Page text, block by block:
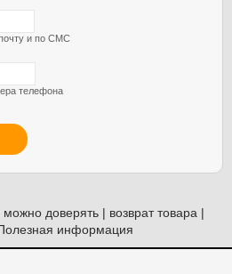
и по СМС
телефона
можно доверять | возврат товара |
информация